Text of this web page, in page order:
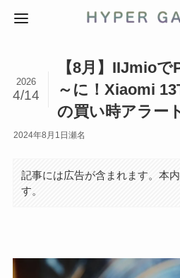
【8月】IIJmio
～に！Xiaomi
の買い時アラー
2026
4/14
2024年8月1日 瀬名
記事には広告が含まれます。本
す。